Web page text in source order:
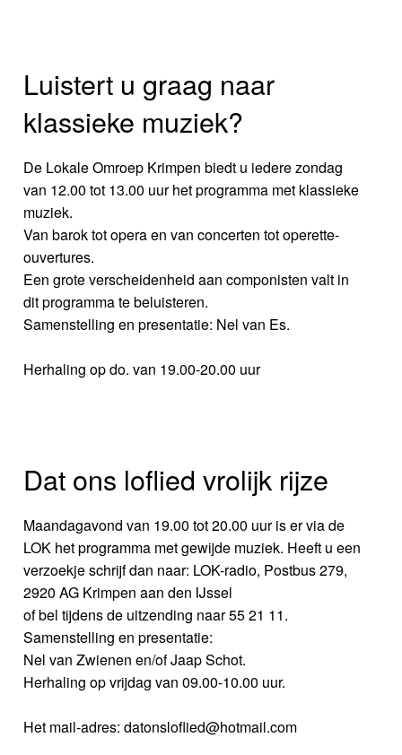
Luistert u graag naar
klassieke muziek?
De Lokale Omroep Krimpen biedt u iedere zondag
van 12.00 tot 13.00 uur het programma met klassieke
muziek.
Van barok tot opera en van concerten tot operette-
ouvertures.
Een grote verscheidenheid aan componisten valt in
dit programma te beluisteren.
Samenstelling en presentatie: Nel van Es.
Herhaling op do. van 19.00-20.00 uur
Dat ons loflied vrolijk rijze
Maandagavond van 19.00 tot 20.00 uur is er via de
LOK het programma met gewijde muziek. Heeft u een
verzoekje schrijf dan naar: LOK-radio, Postbus 279,
2920 AG Krimpen aan den IJssel
of bel tijdens de uitzending naar 55 21 11.
Samenstelling en presentatie:
Nel van Zwienen en/of Jaap Schot.
Herhaling op vrijdag van 09.00-10.00 uur.
Het mail-adres: datonsloflied@hotmail.com